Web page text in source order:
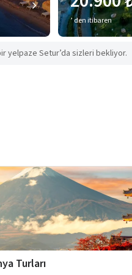
’ den itibaren
yelpaze Setur’da sizleri bekliyor.
Turları